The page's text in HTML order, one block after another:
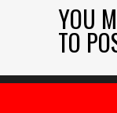
YOU
TO